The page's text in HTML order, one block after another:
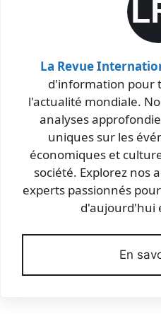
La Revue
d'information pour
l'actualité mondiale.
analyses
uniques sur les
économiques et
société. Explorez nos
experts passionnés
d'aujourd'hui
En